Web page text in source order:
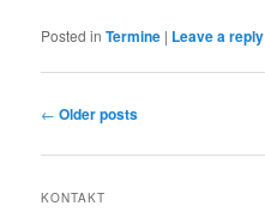
Posted in Termine | Leave a reply
Post
← Older posts
KONTAKT